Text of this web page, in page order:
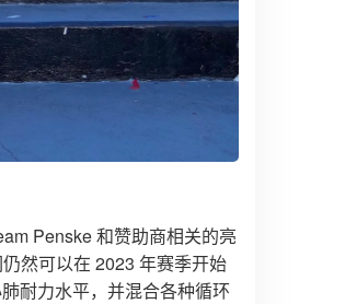
Penske 和赞助商相关的亮
然可以在 2023 年赛季开始
耐力水平，并混合各种循环